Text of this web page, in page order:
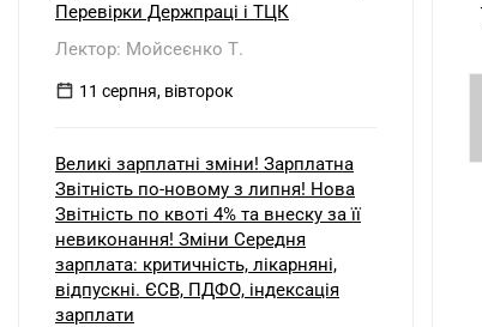
Перевірки Держпраці і ТЦК
Лектор: Мойсеєнко Т.
11 серпня, вівторок
Великі зарплатні зміни! Зарплатна
Звітність по-новому з липня! Нова
Звітність по квоті 4% та внеску за її
невиконання! Зміни Середня
зарплата: критичність, лікарняні,
відпускні. ЄСВ, ПДФО, індексація
зарплати